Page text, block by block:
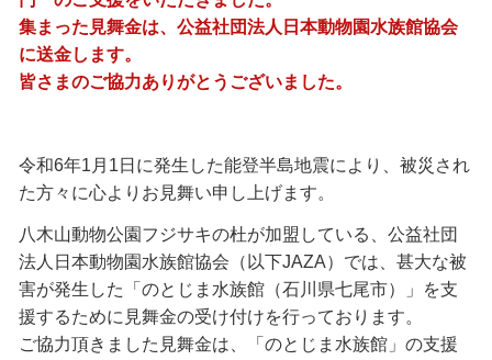
集まった見舞金は、公益社団法人日本動物園水族館協会
に送金します。
皆さまのご協力ありがとうございました。
令和6年1月1日に発生した能登半島地震により、被災され
た方々に心よりお見舞い申し上げます。
八木山動物公園フジサキの杜が加盟している、公益社団
法人日本動物園水族館協会（以下JAZA）では、甚大な被
害が発生した「のとじま水族館（石川県七尾市）」を支
援するために見舞金の受け付けを行っております。
ご協力頂きました見舞金は、「のとじま水族館」の支援